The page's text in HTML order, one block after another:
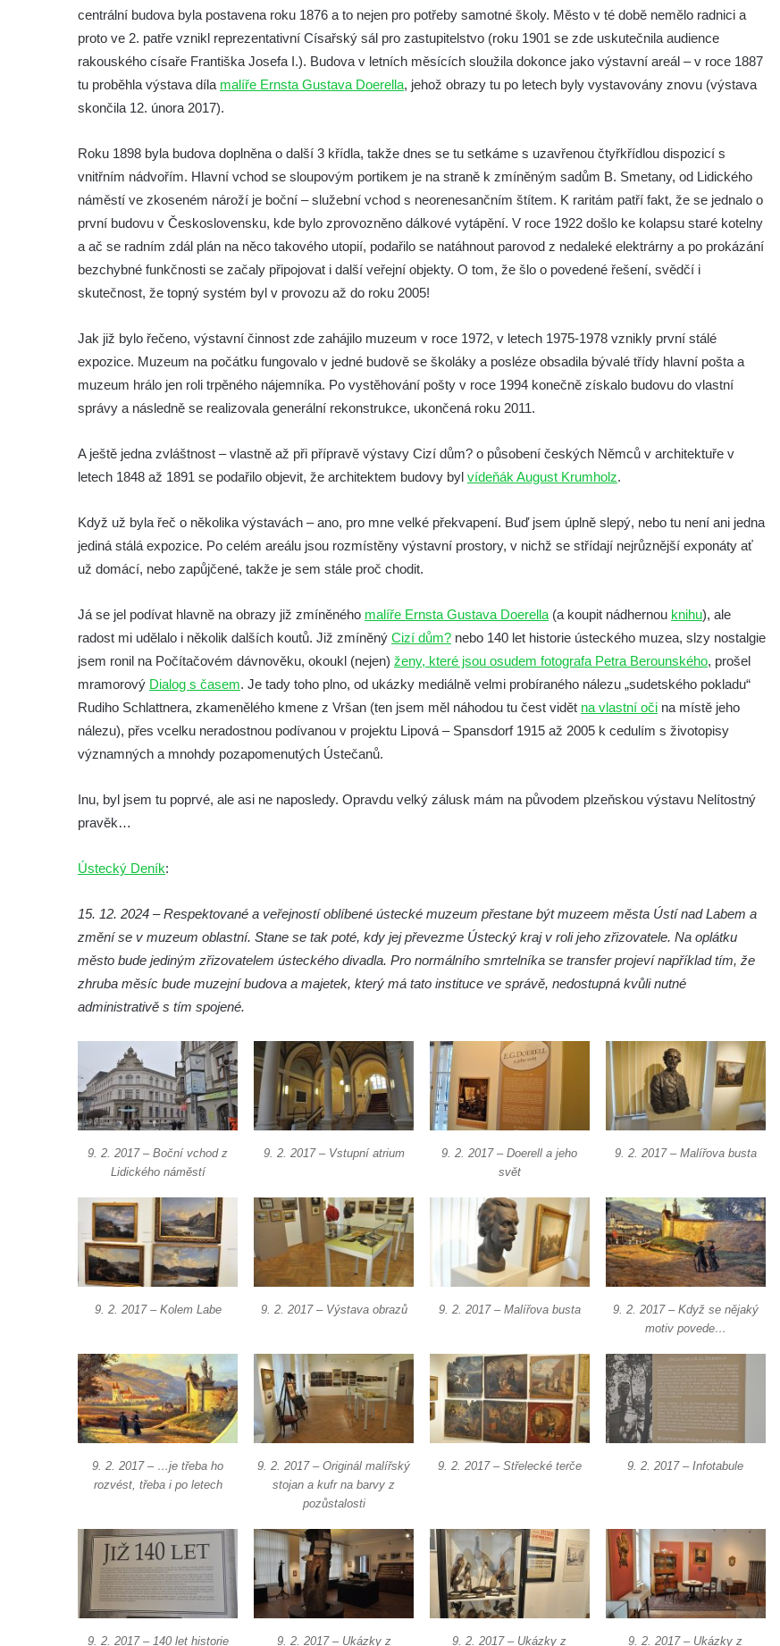
Muzeum Dippoldiswalde
Královská mincovna v Jáchymově –
muzeum
Muzeum Boží Dar
Libyni
Vlastivědné muzeum a galerie v České
Lípě
Sklářské muzeum Nový Bor
Městské muzeum v Mimoni – Expedice
středověk
Muzeum Čtyřlístek, Doksy
Památník Karla Hynka Máchy v Doksech
Muzeum výroby dřevěných hraček DETOA
Albrechtice s.r.o.
Oblastní muzeum v Mostě
Auto moto muzeum ve Františkových
Hornické muzeum Krásno (areál cínového
dolu Vilém)
Národní zemědělské muzeum Ohrada
Muzeum vozidel, techniky a řemesel v
Pořežanech
Městské muzeum Chrastava
Muzeum hraček v Jablonci nad Nisou
Muzeum Sokolov
Až do města Aš (národopisné a textilní
Národopisné muzeum Plzeňska – odborné
oddělení Západočeského muzea v Plzni
Muzeum východních Čech v Hradci Králové
Vlastivědné muzeum v Olomouci, nositel
hlavní ceny Gloria musaealis za rok 2012
Od minerálky do Českého lesa (muzeum v
Tachově)
Muzeum Cheb – Lidové umění západních
Čech
Tam, kde vznikají křišťálové globy (sklárna
SDH, TFA a muzeum … aneb nezlomnej
lidskej duch
Vojenské muzeum Lešany
centrální budova byla postavena roku 1876 a to nejen pro potřeby samotné školy. Město v té době nemělo radnici a
proto ve 2. patře vznikl reprezentativní Císařský sál pro zastupitelstvo (roku 1901 se zde uskutečnila audience
rakouského císaře Františka Josefa I.). Budova v letních měsících sloužila dokonce jako výstavní areál – v roce 1887
tu proběhla výstava díla malíře Ernsta Gustava Doerella, jehož obrazy tu po letech byly vystavovány znovu (výstava
skončila 12. února 2017).
Roku 1898 byla budova doplněna o další 3 křídla, takže dnes se tu setkáme s uzavřenou čtyřkřídlou dispozicí s
vnitřním nádvořím. Hlavní vchod se sloupovým portikem je na straně k zmíněným sadům B. Smetany, od Lidického
náměstí ve zkoseném nároží je boční – služební vchod s neorenesančním štítem. K raritám patří fakt, že se jednalo o
první budovu v Československu, kde bylo zprovozněno dálkové vytápění. V roce 1922 došlo ke kolapsu staré kotelny
a ač se radním zdál plán na něco takového utopií, podařilo se natáhnout parovod z nedaleké elektrárny a po prokázání
bezchybné funkčnosti se začaly připojovat i další veřejní objekty. O tom, že šlo o povedené řešení, svědčí i
skutečnost, že topný systém byl v provozu až do roku 2005!
Jak již bylo řečeno, výstavní činnost zde zahájilo muzeum v roce 1972, v letech 1975-1978 vznikly první stálé
expozice. Muzeum na počátku fungovalo v jedné budově se školáky a posléze obsadila bývalé třídy hlavní pošta a
muzeum hrálo jen roli trpěného nájemníka. Po vystěhování pošty v roce 1994 konečně získalo budovu do vlastní
správy a následně se realizovala generální rekonstrukce, ukončená roku 2011.
A ještě jedna zvláštnost – vlastně až při přípravě výstavy Cizí dům? o působení českých Němců v architektuře v
letech 1848 až 1891 se podařilo objevit, že architektem budovy byl vídeňák August Krumholz.
Když už byla řeč o několika výstavách – ano, pro mne velké překvapení. Buď jsem úplně slepý, nebo tu není ani jedna
jediná stálá expozice. Po celém areálu jsou rozmístěny výstavní prostory, v nichž se střídají nejrůznější exponáty ať
už domácí, nebo zapůjčené, takže je sem stále proč chodit.
Já se jel podívat hlavně na obrazy již zmíněného malíře Ernsta Gustava Doerella (a koupit nádhernou knihu), ale
radost mi udělalo i několik dalších koutů. Již zmíněný Cizí dům? nebo 140 let historie ústeckého muzea, slzy nostalgie
jsem ronil na Počítačovém dávnověku, okoukl (nejen) ženy, které jsou osudem fotografa Petra Berounského, prošel
mramorový Dialog s časem. Je tady toho plno, od ukázky mediálně velmi probíraného nálezu „sudetského pokladu“
Rudiho Schlattnera, zkamenělého kmene z Vršan (ten jsem měl náhodou tu čest vidět na vlastní oči na místě jeho
nálezu), přes vcelku neradostnou podívanou v projektu Lipová – Spansdorf 1915 až 2005 k cedulím s životopisy
významných a mnohdy pozapomenutých Ústečanů.
Inu, byl jsem tu poprvé, ale asi ne naposledy. Opravdu velký zálusk mám na původem plzeňskou výstavu Nelítostný
pravěk…
Ústecký Deník:
15. 12. 2024 – Respektované a veřejností oblíbené ústecké muzeum přestane být muzeem města Ústí nad Labem a
změní se v muzeum oblastní. Stane se tak poté, kdy jej převezme Ústecký kraj v roli jeho zřizovatele. Na oplátku
město bude jediným zřizovatelem ústeckého divadla. Pro normálního smrtelníka se transfer projeví například tím, že
zhruba měsíc bude muzejní budova a majetek, který má tato instituce ve správě, nedostupná kvůli nutné
administrativě s tím spojené.
9. 2. 2017 – Boční vchod z
Lidického náměstí
9. 2. 2017 – Vstupní atrium
9. 2. 2017 – Doerell a jeho
svět
9. 2. 2017 – Malířova busta
9. 2. 2017 – Kolem Labe 9. 2. 2017 – Výstava obrazů 9. 2. 2017 – Malířova busta
9. 2. 2017 – Když se nějaký
motiv povede…
9. 2. 2017 – …je třeba ho
rozvést, třeba i po letech
9. 2. 2017 – Originál malířský
stojan a kufr na barvy z
pozůstalosti
9. 2. 2017 – Střelecké terče 9. 2. 2017 – Infotabule
9. 2. 2017 – 140 let historie 9. 2. 2017 – Ukázky z 9. 2. 2017 – Ukázky z 9. 2. 2017 – Ukázky z